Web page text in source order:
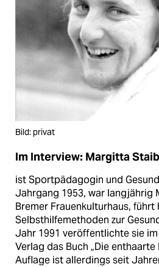
Bild: privat
Im Interview: Margitta Staib
ist Sportpädagogin und
Jahrgang 1953, war langjährig
Bremer Frauenkulturhaus, führt
Selbsthilfemethoden zur
Jahr 1991 veröffentlichte sie
Verlag das Buch „Die enthaarte
Auflage ist allerdings seit